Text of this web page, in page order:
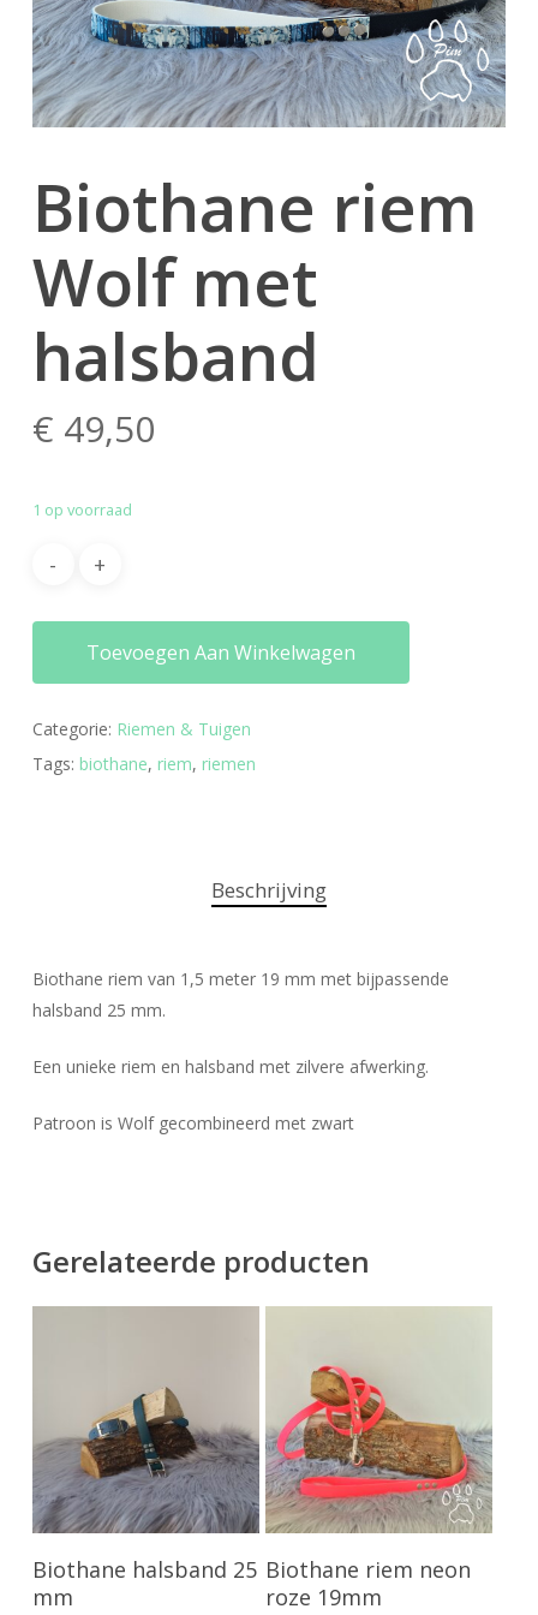
Biothane riem
Wolf met
halsband
€ 49,50
1 op voorraad
Toevoegen Aan Winkelwagen
Categorie: Riemen & Tuigen
Tags: biothane, riem, riemen
Beschrijving
Biothane riem van 1,5 meter 19 mm met bijpassende
halsband 25 mm.
Een unieke riem en halsband met zilvere afwerking.
Patroon is Wolf gecombineerd met zwart
Gerelateerde producten
Toevoegen Aan
Biothane halsband 25
mm
Toevoegen Aan
Winkelwagen
Biothane riem neon
roze 19mm